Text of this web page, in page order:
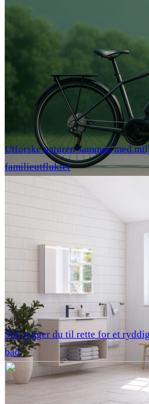
Utforske naturen sammen med
familieutflukter
Slik legger du til rette for et
bad